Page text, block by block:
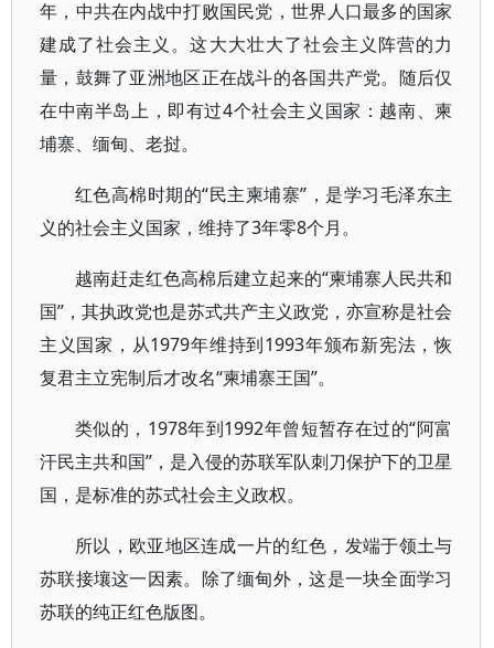
年，中共在内战中打败国民党，世界人口最多的国家
建成了社会主义。这大大壮大了社会主义阵营的力
量，鼓舞了亚洲地区正在战斗的各国共产党。随后仅
在中南半岛上，即有过4个社会主义国家：越南、柬
埔寨、缅甸、老挝。
红色高棉时期的“民主柬埔寨”，是学习毛泽东主
义的社会主义国家，维持了3年零8个月。
越南赶走红色高棉后建立起来的“柬埔寨人民共和
国”，其执政党也是苏式共产主义政党，亦宣称是社会
主义国家，从1979年维持到1993年颁布新宪法，恢
复君主立宪制后才改名“柬埔寨王国”。
类似的，1978年到1992年曾短暂存在过的“阿富
汗民主共和国”，是入侵的苏联军队刺刀保护下的卫星
国，是标准的苏式社会主义政权。
所以，欧亚地区连成一片的红色，发端于领土与
苏联接壤这一因素。除了缅甸外，这是一块全面学习
苏联的纯正红色版图。